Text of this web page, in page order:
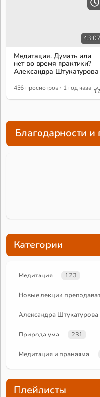
43:07
Медитация. Думать или
нет во время практики?
Александра Штукатурова
436 просмотров · 1 год назад
Благодарности
Категории
Медитация 123
Новые лекции
Александра Штукатурова
Природа ума 231
Медитация и пранаяма
Плейлисты